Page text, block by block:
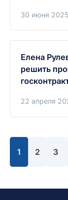
30 июня 2025
Елена
решить
22 апреля
1 2 3